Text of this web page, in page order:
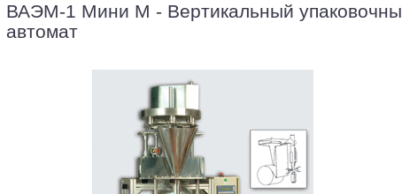
ВАЭМ-1 Мини М - Вертикальный
автомат